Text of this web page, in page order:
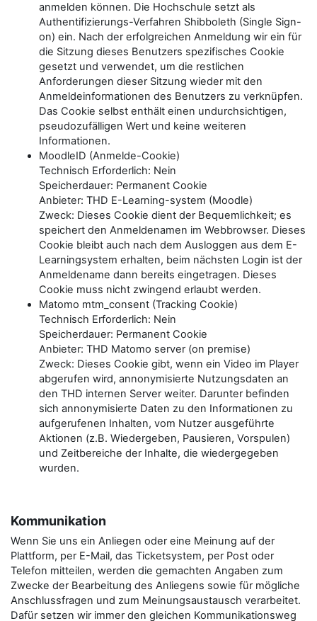
anmelden können. Die Hochschule setzt als
Authentifizierungs-Verfahren Shibboleth (Single Sign-
on) ein. Nach der erfolgreichen Anmeldung wir ein für
die Sitzung dieses Benutzers spezifisches Cookie
gesetzt und verwendet, um die restlichen
Anforderungen dieser Sitzung wieder mit den
Anmeldeinformationen des Benutzers zu verknüpfen.
Das Cookie selbst enthält einen undurchsichtigen,
pseudozufälligen Wert und keine weiteren
Informationen.
MoodleID (Anmelde-Cookie)
Technisch Erforderlich: Nein
Speicherdauer: Permanent Cookie
Anbieter: THD E-Learning-system (Moodle)
Zweck: Dieses Cookie dient der Bequemlichkeit; es
speichert den Anmeldenamen im Webbrowser. Dieses
Cookie bleibt auch nach dem Ausloggen aus dem E-
Learningsystem erhalten, beim nächsten Login ist der
Anmeldename dann bereits eingetragen. Dieses
Cookie muss nicht zwingend erlaubt werden.
Matomo mtm_consent (Tracking Cookie)
Technisch Erforderlich: Nein
Speicherdauer: Permanent Cookie
Anbieter: THD Matomo server (on premise)
Zweck: Dieses Cookie gibt, wenn ein Video im Player
abgerufen wird, annonymisierte Nutzungsdaten an
den THD internen Server weiter. Darunter befinden
sich annonymisierte Daten zu den Informationen zu
aufgerufenen Inhalten, vom Nutzer ausgeführte
Aktionen (z.B. Wiedergeben, Pausieren, Vorspulen)
und Zeitbereiche der Inhalte, die wiedergegeben
wurden.
Kommunikation
Wenn Sie uns ein Anliegen oder eine Meinung auf der
Plattform, per E-Mail, das Ticketsystem, per Post oder
Telefon mitteilen, werden die gemachten Angaben zum
Zwecke der Bearbeitung des Anliegens sowie für mögliche
Anschlussfragen und zum Meinungsaustausch verarbeitet.
Dafür setzen wir immer den gleichen Kommunikationsweg